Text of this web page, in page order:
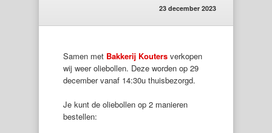
23 december 2023
Samen met Bakkerij Kouters verkopen
wij weer oliebollen. Deze worden op 29
december vanaf 14:30u thuisbezorgd.
Je kunt de oliebollen op 2 manieren
bestellen: